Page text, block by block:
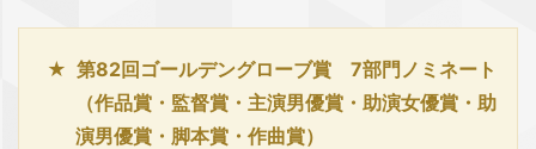
第82回ゴールデングローブ賞 7部門ノミネート
（作品賞・監督賞・主演男優賞・助演女優賞・助
演男優賞・脚本賞・作曲賞）